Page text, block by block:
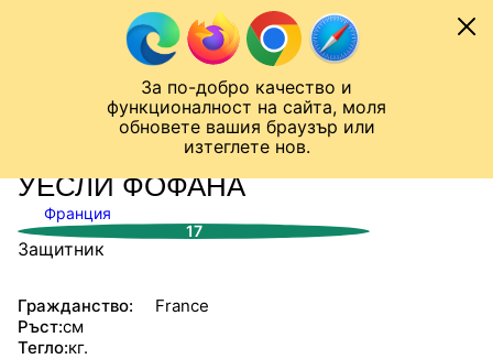
За по-добро качество и
функционалност на сайта, моля
обновете вашия браузър или
изтеглете нов.
Към съдържанието
Лига на Конференциите
СТАТИСТИКИ
УЕСЛИ ФОФАНА
Франция
17
Защитник
Гражданство:
France
Ръст:см
Тегло:кг.